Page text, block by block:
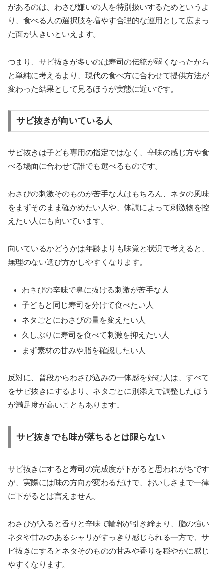
があるのは、わさび嫌いの人を特別扱いするためというよ
り、食べる人の選択肢を増やす合理的な運用として広まっ
た面が大きいといえます。
つまり、サビ抜きが多いのは寿司の伝統が弱くなったから
と単純に考えるより、現代の食べ方に合わせて提供方法が
変わった結果として見るほうが実態に近いです。
サビ抜きが向いている人
サビ抜きは子ども専用の指定ではなく、辛味の感じ方や食
べる場面に合わせて誰でも選べるものです。
わさびの刺激そのものが苦手な人はもちろん、ネタの風味
をまずそのまま確かめたい人や、体調によって刺激物を控
えたい人にも向いています。
向いているかどうかは年齢よりも味覚と状況で考えると、
無理のない選び方がしやすくなります。
わさびの辛味で鼻に抜ける刺激が苦手な人
子どもと同じ寿司を分けて食べたい人
ネタごとにわさびの量を変えたい人
久しぶりに寿司を食べて刺激を抑えたい人
まず素材の甘みや脂を確認したい人
反対に、普段からわさび込みの一体感を好む人は、すべて
をサビ抜きにするより、ネタごとに別添えで調整したほう
が満足度が高いこともあります。
サビ抜きでも味が落ちるとは限らない
サビ抜きにすると寿司の完成度が下がると思われがちです
が、実際には味の方向が変わるだけで、おいしさまで一律
に下がるとは言えません。
わさびが入ると香りと辛味で輪郭が引き締まり、脂の強い
ネタや甘みのあるシャリがすっきり感じられる一方で、サ
ビ抜きにするとネタそのものの甘みや香りを穏やかに感じ
やすくなります。